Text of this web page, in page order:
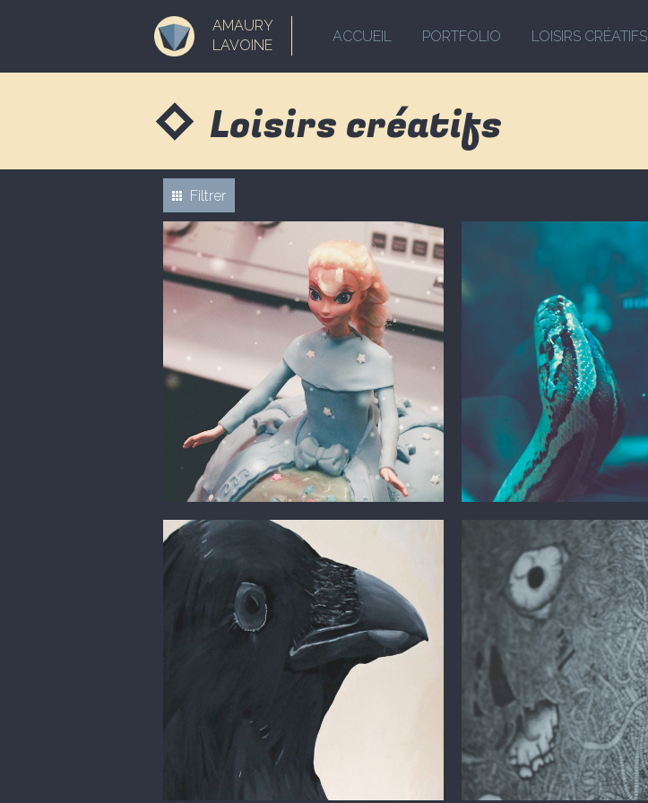
AMAURY
LAVOINE
ACCUEIL PORTFOLIO LOISIRS CRÉATIFS
Loisirs créatifs
Filtrer
Cuisine
Dessin Illustration